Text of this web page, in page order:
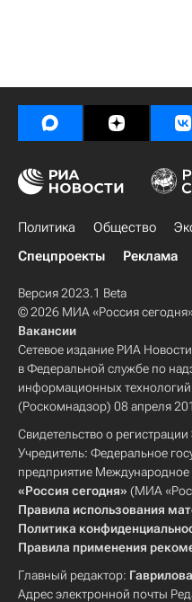
Политика Общество
Спецпроекты
Реклама
Версия 2023.1 Beta
© 2026 МИА «Россия
Вакансии
Сетевое издание РИА
в Федеральной службе по
информационных
(Роскомнадзор) 08 апреля
Свидетельство о
Учредитель: Федеральное
предприятие
«Россия сегодня» (МИА
Правила использования
Политика
Правила применения
Главный редактор:
Адрес электронной почты